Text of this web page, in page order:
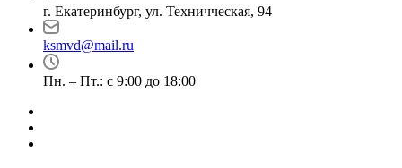
г. Екатеринбург, ул. Техничческая, 94
ksmvd@mail.ru
Пн. – Пт.: с 9:00 до 18:00